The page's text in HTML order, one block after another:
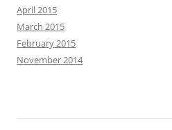
April 2015
March 2015
February 2015
November 2014